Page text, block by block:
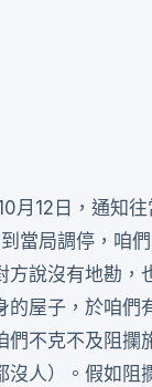
月12日，通知往
局調停，咱們
方說沒有地勘，
的屋子，於咱們
們不克不及阻攔
沒人）。假如阻